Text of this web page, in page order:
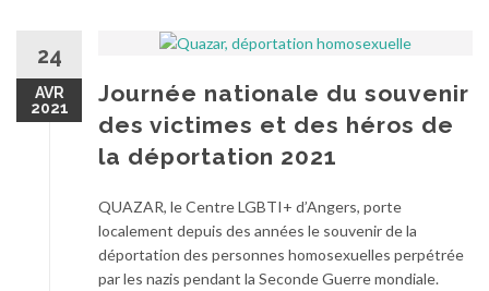
24
AVR
2021
Journée nationale du souvenir
des victimes et des héros de
la déportation 2021
QUAZAR, le Centre LGBTI+ d’Angers, porte
localement depuis des années le souvenir de la
déportation des personnes homosexuelles perpétrée
par les nazis pendant la Seconde Guerre mondiale.